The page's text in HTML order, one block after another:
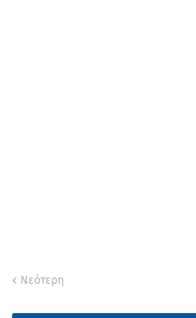
Νεότερη